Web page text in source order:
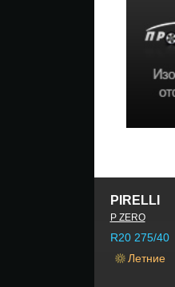
PIRELLI
P ZERO
R20 275/40
Летние